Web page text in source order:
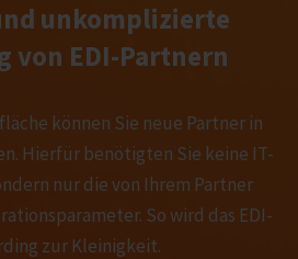
unkomplizierte
von EDI-Partnern
können Sie neue Partner in
Hierfür benötigten Sie keine IT-
nur die von Ihrem Partner
So wird das EDI-
zur Kleinigkeit.